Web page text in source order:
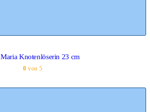
Maria Knotenlöserin 23 cm
0 von 5